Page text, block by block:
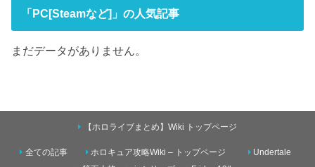
「PC[Steamなど]」の人気記事
まだデータがありません。
全ての記事
【ホロライブまとめ】Wiki トップページ
ホロキュア攻略Wiki – トップページ
Undertale